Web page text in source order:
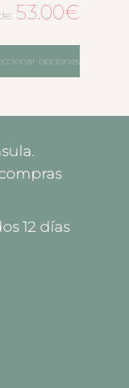
53.00€
opciones
12 días